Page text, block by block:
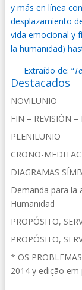
y más en línea
desplazamiento
vida emocional y
la humanidad)
Extraído de: “
Destacados
NOVILUNIO
FIN – REVISIÓN –
PLENILUNIO
CRONO-
DIAGRAMAS
Demanda para la
Humanidad
PROPÓSITO,
PROPÓSITO,
* OS
2014 y edição